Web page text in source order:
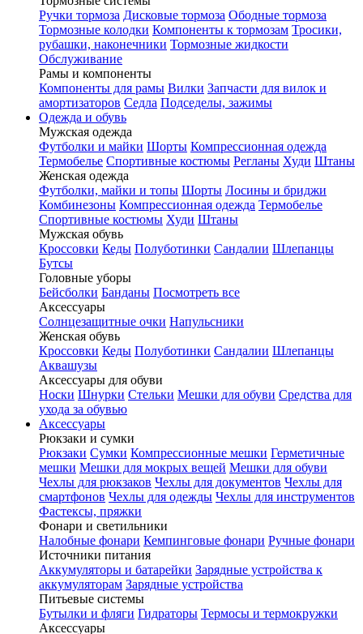
Ручки тормоза Дисковые тормоза Ободные тормоза
Тормозные колодки Компоненты к тормозам Тросики,
рубашки, наконечники Тормозные жидкости
Обслуживание
Рамы и компоненты
Компоненты для рамы Вилки Запчасти для вилок и
амортизаторов Седла Подседелы, зажимы
Одежда и обувь
Мужская одежда
Футболки и майки Шорты Компрессионная одежда
Термобелье Спортивные костюмы Регланы Худи Штаны
Женская одежда
Футболки, майки и топы Шорты Лосины и бриджи
Комбинезоны Компрессионная одежда Термобелье
Спортивные костюмы Худи Штаны
Мужская обувь
Кроссовки Кеды Полуботинки Сандалии Шлепанцы
Бутсы
Головные уборы
Бейсболки Банданы Посмотреть все
Аксессуары
Солнцезащитные очки Напульсники
Женская обувь
Кроссовки Кеды Полуботинки Сандалии Шлепанцы
Аквашузы
Аксессуары для обуви
Носки Шнурки Стельки Мешки для обуви Средства для
ухода за обувью
Аксессуары
Рюкзаки и сумки
Рюкзаки Сумки Компрессионные мешки Герметичные
мешки Мешки для мокрых вещей Мешки для обуви
Чехлы для рюкзаков Чехлы для документов Чехлы для
смартфонов Чехлы для одежды Чехлы для инструментов
Фастексы, пряжки
Фонари и светильники
Налобные фонари Кемпинговые фонари Ручные фонари
Источники питания
Аккумуляторы и батарейки Зарядные устройства к
аккумуляторам Зарядные устройства
Питьевые системы
Бутылки и фляги Гидраторы Термосы и термокружки
Аксессуары